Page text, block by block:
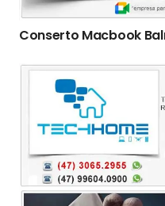
Conserto Macbook